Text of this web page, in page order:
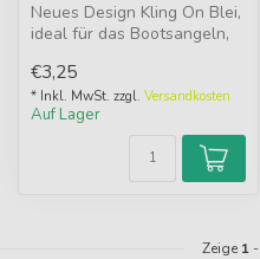
Neues Design Kling On Blei,
ideal für das Bootsangeln,
Montage...
€3,25
* Inkl. MwSt. zzgl. Versandkosten
Auf Lager
Zeige 1 -